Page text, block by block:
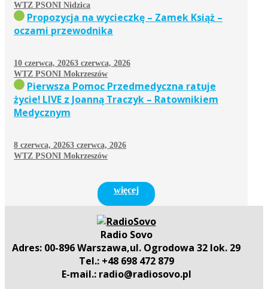
WTZ PSONI Nidzica
Propozycja na wycieczkę – Zamek Książ –
oczami przewodnika
10 czerwca, 20263 czerwca, 2026
WTZ PSONI Mokrzeszów
Pierwsza Pomoc Przedmedyczna ratuje
życie! LIVE z Joanną Traczyk – Ratownikiem
Medycznym
8 czerwca, 20263 czerwca, 2026
WTZ PSONI Mokrzeszów
więcej
Radio Sovo
Adres: 00-896 Warszawa,ul. Ogrodowa 32 lok. 29
Tel.: +48 698 472 879
E-mail.: radio@radiosovo.pl